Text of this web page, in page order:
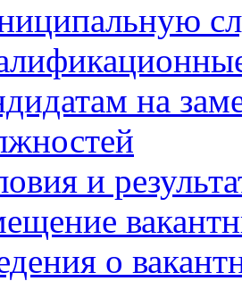
на
и
о